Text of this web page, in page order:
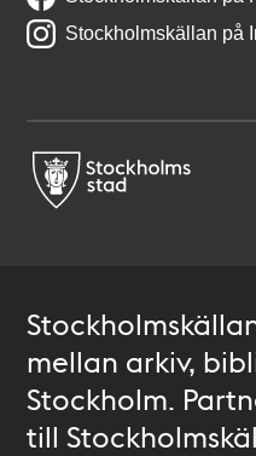
Stockholmskällan på
mellan arkiv,
Stockholm.
till